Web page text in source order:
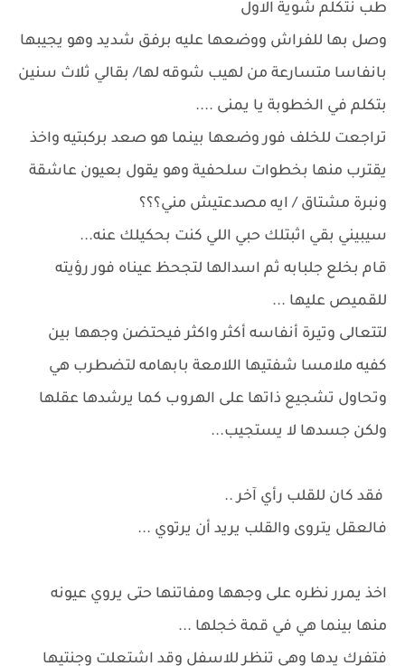
طب نتكلم شوية الاول
وصل بها للفراش ووضعها عليه برفق شديد وهو يجيبها
بانفاسا متسارعة من لهيب شوقه لها/ بقالي ثلاث سنين
بتكلم في الخطوبة يا يمنى ....
تراجعت للخلف فور وضعها بينما هو صعد بركبتيه واخذ
يقترب منها بخطوات سلحفية وهو يقول بعيون عاشقة
ونبرة مشتاق / ايه مصدعتيش مني؟؟؟
سيبيني بقي اثبتلك حبي اللي كنت بحكيلك عنه...
قام بخلع جلبابه ثم اسدالها لتجحظ عيناه فور رؤيته
للقميص عليها ...
لتتعالى وتيرة أنفاسه أكثر واكثر فيحتضن وجهها بين
كفيه ملامسا شفتيها اللامعة بابهامه لتضطرب هي
وتحاول تشجيع ذاتها على الهروب كما يرشدها عقلها
ولكن جسدها لا يستجيب...
فقد كان للقلب رأي آخر ..
فالعقل يتروى والقلب يريد أن يرتوي ...
اخذ يمرر نظره على وجهها ومفاتنها حتى يروي عيونه
منها بينما هي في قمة خجلها ...
فتفرك يدها وهي تنظر للاسفل وقد اشتعلت وجنتيها